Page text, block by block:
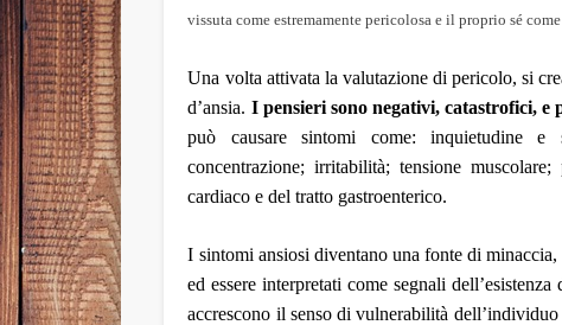
vissuta come estremamente pericolosa e il proprio sé
Una volta attivata la valutazione di pericolo, si
d’ansia. I pensieri sono negativi, catastrofici, e
può causare sintomi come: inquietudine
concentrazione; irritabilità; tensione
cardiaco e del tratto gastroenterico.
I sintomi ansiosi diventano una fonte di
ed essere interpretati come segnali
accrescono il senso di vulnerabilità